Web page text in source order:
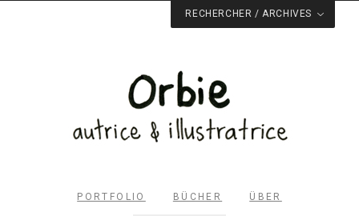
RECHERCHER / ARCHIVES
PORTFOLIO BÜCHER ÜBER